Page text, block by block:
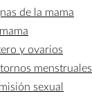
de la mama
y ovarios
menstruales
sexual